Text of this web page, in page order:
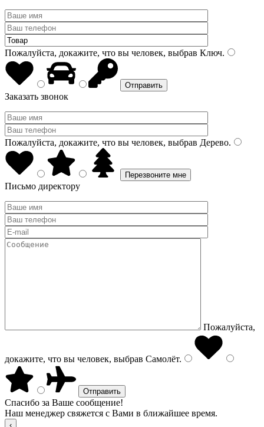
Пожалуйста, докажите, что вы человек, выбрав Ключ.
Заказать звонок
Пожалуйста, докажите, что вы человек, выбрав Дерево.
Письмо директору
Пожалуйста,
докажите, что вы человек, выбрав Самолёт.
Спасибо за Ваше сообщение!
Наш менеджер свяжется с Вами в ближайшее время.